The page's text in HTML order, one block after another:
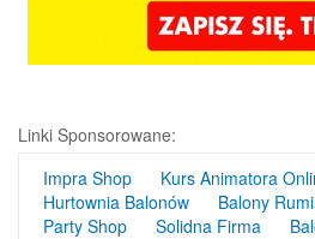
Linki Sponsorowane:
Impra Shop
Kurs Animatora
Hurtownia Balonów
Balony
Party Shop
Solidna Firma